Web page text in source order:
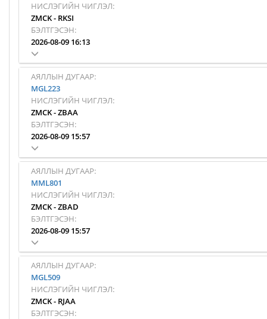
НИСЛЭГИЙН ЧИГЛЭЛ:
ZMCK- RKSI
БЭЛТГЭСЭН:
2026-08-09 16:13
АЯЛЛЫН ДУГААР:
MGL223
НИСЛЭГИЙН ЧИГЛЭЛ:
ZMCK-ZBAA
БЭЛТГЭСЭН:
2026-08-09 15:57
АЯЛЛЫН ДУГААР:
MML801
НИСЛЭГИЙН ЧИГЛЭЛ:
ZMCK-ZBAD
БЭЛТГЭСЭН:
2026-08-09 15:57
АЯЛЛЫН ДУГААР:
MGL509
НИСЛЭГИЙН ЧИГЛЭЛ:
ZMCK- RJAA
БЭЛТГЭСЭН: